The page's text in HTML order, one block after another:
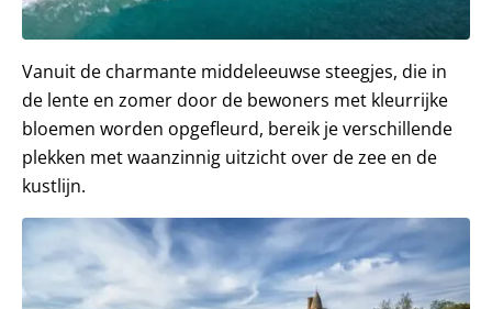
Vanuit de charmante middeleeuwse steegjes, die in
de lente en zomer door de bewoners met kleurrijke
bloemen worden opgefleurd, bereik je verschillende
plekken met waanzinnig uitzicht over de zee en de
kustlijn.